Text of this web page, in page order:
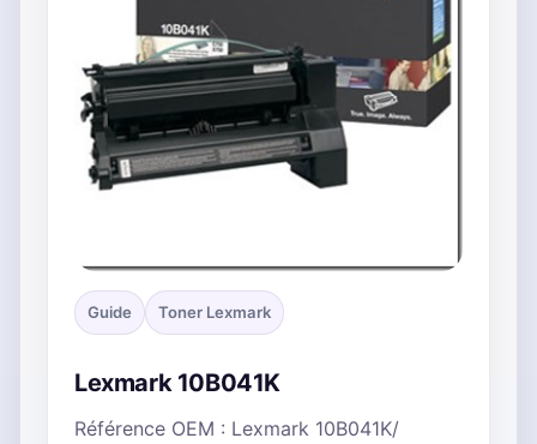
Guide Toner Lexmark
Lexmark 10B041K
Référence OEM : Lexmark 10B041K/